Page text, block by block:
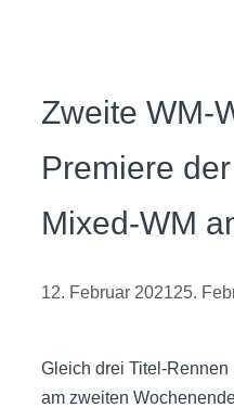
Zweite WM-
Premiere
Mixed-WM
12. Februar 202125.
Gleich drei Titel-
am zweiten